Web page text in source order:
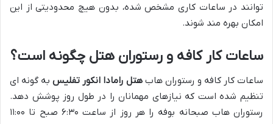
توانند در ساعات کاری مشخص شده، بدون هیچ محدودیتی از این
امکان بهره مند شوند.
ساعات کار کافه و رستوران هتل چگونه است؟
ساعات کار کافه و رستوران هاب هتل رامادا انکور تفلیس به گونه ای
تنظیم شده است که نیازهای مهمانان را در طول روز پوشش دهد.
رستوران هاب صبحانه بوفه را هر روز از ساعت ۶:۳۰ صبح تا ۱۱:۰۰